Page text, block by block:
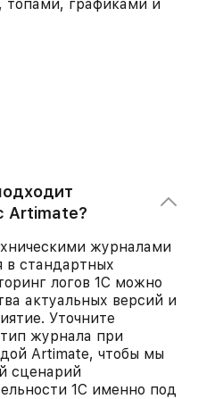
топами, графиками и
Artimate?
журналами
в стандартных
логов 1С можно
актуальных версий и
Уточните
журнала при
Artimate, чтобы мы
сценарий
1С именно под